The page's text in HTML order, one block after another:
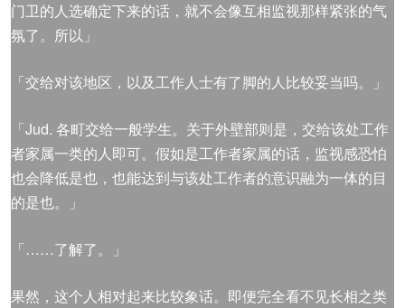
门卫的人选确定下来的话，就不会像互相监视那样紧张的气
氛了。所以」
「交给对该地区，以及工作人士有了脚的人比较妥当吗。」
「Jud. 各町交给一般学生。关于外壁部则是，交给该处工作
者家属一类的人即可。假如是工作者家属的话，监视感恐怕
也会降低是也，也能达到与该处工作者的意识融为一体的目
的是也。」
「……了解了。」
果然，这个人相对起来比较象话。即便完全看不见长相之类